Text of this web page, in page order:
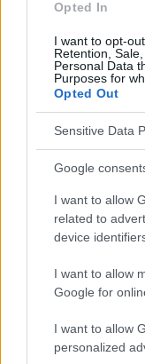
Opted In
I want to opt-
Retention,
Personal Data
Purposes for
Opted Out
Sensitive Data
Google
I want to allow
related to
device
I want to allow
Google for
I want to allow
personalized
/fpsyt.2019.00993/
https://apcz.umk.pl/
Bildungs- und
Redaktion der
Anwendung
der Website
zu konsultieren.